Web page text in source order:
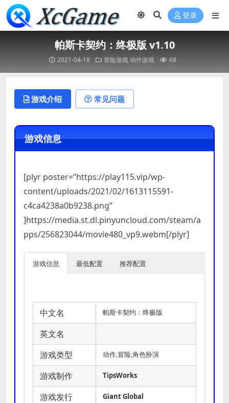
登录
帕斯卡契约：终极版 v1.10
2021-04-18 冒险游戏 动作游戏 68
游戏介绍 常见问题
游戏信息
[plyr poster=”https://play115.vip/wp-
content/uploads/2021/02/1613115591-
c4ca4238a0b9238.png”
]https://media.st.dl.pinyuncloud.com/steam/a
pps/256823044/movie480_vp9.webm[/plyr]
游戏信息 最低配置 推荐配置
中文名 帕斯卡契约：终极版
英文名
游戏类型
动作,冒险,角色扮演
游戏制作 TipsWorks
游戏发行 Giant Global